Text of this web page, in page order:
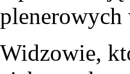
plenerowych
Widzowie,